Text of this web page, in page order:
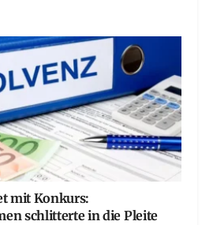
mit Konkurs:
schlitterte in die Pleite